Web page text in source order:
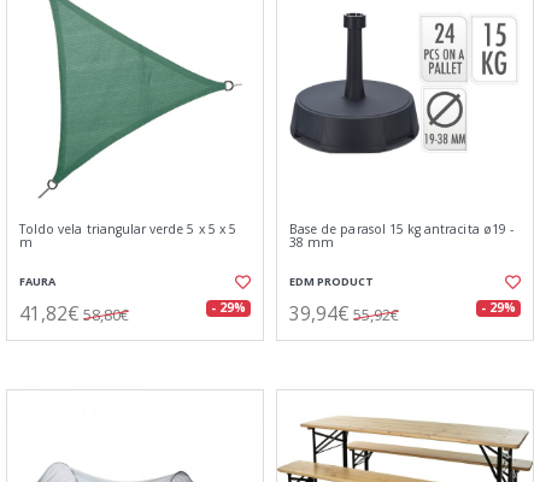
Toldo vela triangular verde 5 x 5 x 5
m
FAURA
41,82€ 58,80€ - 29%
Base de parasol 15 kg antracita ø19 -
38 mm
EDM PRODUCT
39,94€ 55,92€ - 29%